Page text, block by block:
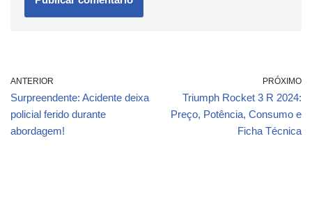
ANTERIOR
Surpreendente: Acidente deixa
policial ferido durante
abordagem!
PRÓXIMO
Triumph Rocket 3 R 2024:
Preço, Potência, Consumo e
Ficha Técnica